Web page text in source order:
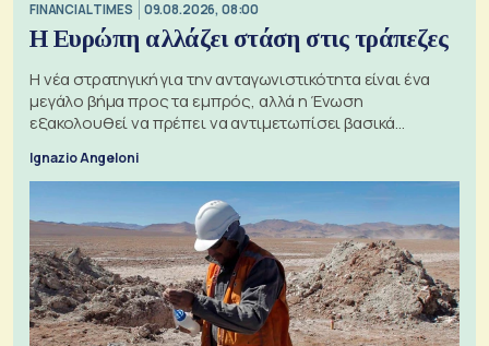
FINANCIAL TIMES 09.08.2026, 08:00
Η Ευρώπη αλλάζει στάση στις τράπεζες
Η νέα στρατηγική για την ανταγωνιστικότητα είναι ένα
μεγάλο βήμα προς τα εμπρός, αλλά η Ένωση
εξακολουθεί να πρέπει να αντιμετωπίσει βασικά
Ignazio Angeloni